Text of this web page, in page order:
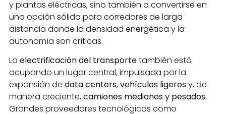
y plantas eléctricas, sino también a convertirse en
una opción sólida para corredores de larga
distancia donde la densidad energética y la
autonomía son críticas.
La electrificación del transportetambién está
ocupando un lugar central, impulsada por la
expansión de data centers, vehículos ligerosy, de
manera creciente,camiones medianos y pesados.
Grandes proveedores tecnológicos como